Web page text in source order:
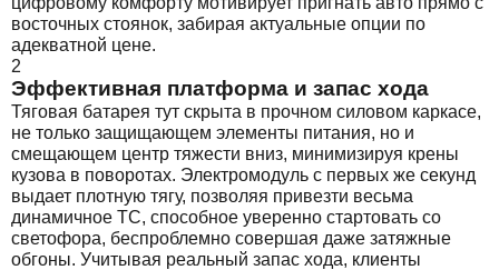
восточных стоянок, забирая актуальные опции по
адекватной цене.
2
Эффективная платформа и запас хода
Тяговая батарея тут скрыта в прочном силовом каркасе,
не только защищающем элементы питания, но и
смещающем центр тяжести вниз, минимизируя крены
кузова в поворотах. Электромодуль с первых же секунд
выдает плотную тягу, позволяя привезти весьма
динамичное ТС, способное уверенно стартовать со
светофора, беспроблемно совершая даже затяжные
обгоны. Учитывая реальный запас хода, клиенты